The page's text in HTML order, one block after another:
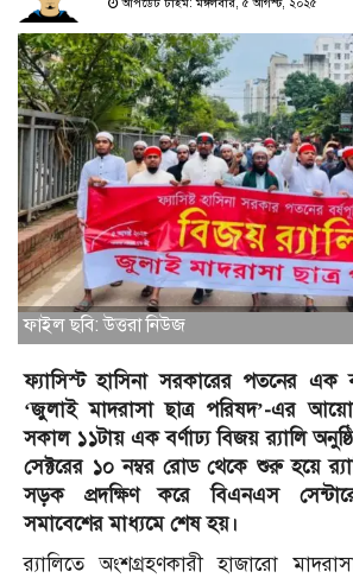
আপডেট টাইম: মঙ্গলবার, ৫ আগস্ট, ২০২৫
ফাইল ছবি: উত্তরা নিউজ
ফ্যাসিস্ট হাসিনা সরকারের পতনের এক
‘জুলাই মাদরাসা ছাত্র পরিষদ’-এর
সকাল ১১টায় এক বর্ণাঢ্য বিজয় র‍্যালি
সেক্টরের ১০ নম্বর রোড থেকে শুরু হয়ে
সড়ক প্রদক্ষিণ করে বিএনএস
সমাবেশের মাধ্যমে শেষ হয়।
র‍্যালিতে অংশগ্রহণকারী হাজারো